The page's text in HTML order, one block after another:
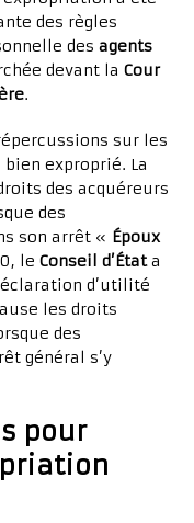
des règles
des agents
devant la Cour
.
sur les
exproprié. La
des acquéreurs
des
son arrêt « Époux
le Conseil d’Étata
d’utilité
les droits
des
général s’y
pour